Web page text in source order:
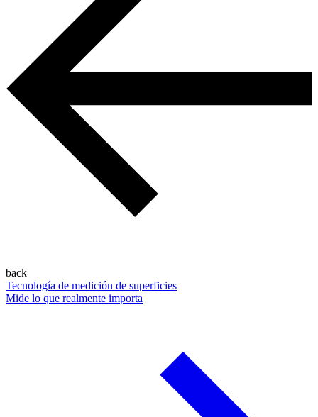
back
Tecnología de medición de superficies
Mide lo que realmente importa